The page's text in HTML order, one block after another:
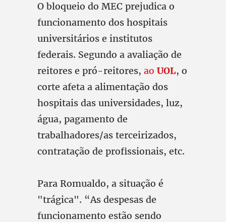
O bloqueio do MEC prejudica o
funcionamento dos hospitais
universitários e institutos
federais. Segundo a avaliação de
reitores e pró-reitores, ao UOL, o
corte afeta a alimentação dos
hospitais das universidades, luz,
água, pagamento de
trabalhadores/as terceirizados,
contratação de profissionais, etc.
Para Romualdo, a situação é
"trágica". “As despesas de
funcionamento estão sendo